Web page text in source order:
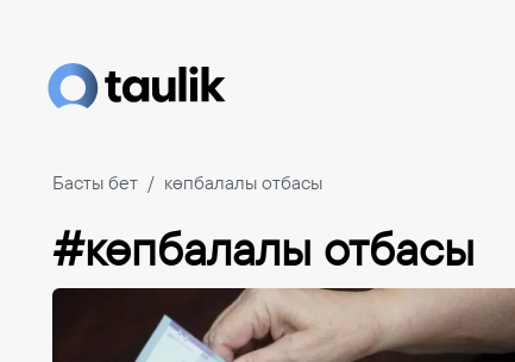
Басты бет көпбалалы отбасы
#көпбалалы отбасы